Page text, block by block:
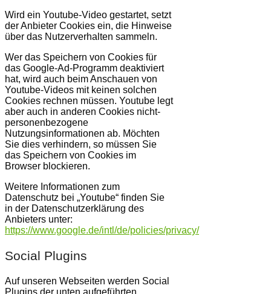
Wird ein Youtube-Video gestartet, setzt
der Anbieter Cookies ein, die Hinweise
über das Nutzerverhalten sammeln.
Wer das Speichern von Cookies für
das Google-Ad-Programm deaktiviert
hat, wird auch beim Anschauen von
Youtube-Videos mit keinen solchen
Cookies rechnen müssen. Youtube legt
aber auch in anderen Cookies nicht-
personenbezogene
Nutzungsinformationen ab. Möchten
Sie dies verhindern, so müssen Sie
das Speichern von Cookies im
Browser blockieren.
Weitere Informationen zum
Datenschutz bei „Youtube“ finden Sie
in der Datenschutzerklärung des
Anbieters unter:
https://www.google.de/intl/de/policies/privacy/
Social Plugins
Auf unseren Webseiten werden Social
Plugins der unten aufgeführten